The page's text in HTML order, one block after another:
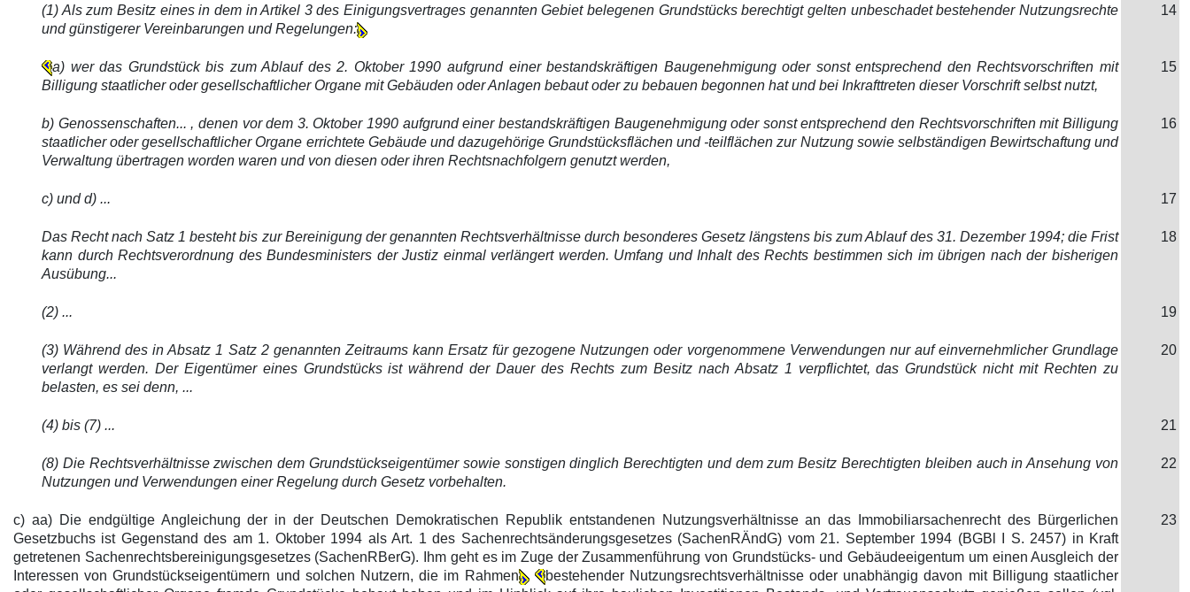
(1) Als zum Besitz eines in dem in Artikel 3 des Einigungsvertrages genannten Gebiet belegenen Grundstücks berechtigt gelten unbeschadet bestehender Nutzungsrechte
und günstigerer Vereinbarungen und Regelungen:
14
a) wer das Grundstück bis zum Ablauf des 2. Oktober 1990 aufgrund einer bestandskräftigen Baugenehmigung oder sonst entsprechend den Rechtsvorschriften mit
Billigung staatlicher oder gesellschaftlicher Organe mit Gebäuden oder Anlagen bebaut oder zu bebauen begonnen hat und bei Inkrafttreten dieser Vorschrift selbst nutzt,
15
b) Genossenschaften... , denen vor dem 3. Oktober 1990 aufgrund einer bestandskräftigen Baugenehmigung oder sonst entsprechend den Rechtsvorschriften mit Billigung
staatlicher oder gesellschaftlicher Organe errichtete Gebäude und dazugehörige Grundstücksflächen und -teilflächen zur Nutzung sowie selbständigen Bewirtschaftung und
Verwaltung übertragen worden waren und von diesen oder ihren Rechtsnachfolgern genutzt werden,
16
c) und d) ... 17
Das Recht nach Satz 1 besteht bis zur Bereinigung der genannten Rechtsverhältnisse durch besonderes Gesetz längstens bis zum Ablauf des 31. Dezember 1994; die Frist
kann durch Rechtsverordnung des Bundesministers der Justiz einmal verlängert werden. Umfang und Inhalt des Rechts bestimmen sich im übrigen nach der bisherigen
Ausübung...
18
(2) ... 19
(3) Während des in Absatz 1 Satz 2 genannten Zeitraums kann Ersatz für gezogene Nutzungen oder vorgenommene Verwendungen nur auf einvernehmlicher Grundlage
verlangt werden. Der Eigentümer eines Grundstücks ist während der Dauer des Rechts zum Besitz nach Absatz 1 verpflichtet, das Grundstück nicht mit Rechten zu
belasten, es sei denn, ...
20
(4) bis (7) ... 21
(8) Die Rechtsverhältnisse zwischen dem Grundstückseigentümer sowie sonstigen dinglich Berechtigten und dem zum Besitz Berechtigten bleiben auch in Ansehung von
Nutzungen und Verwendungen einer Regelung durch Gesetz vorbehalten.
22
c) aa) Die endgültige Angleichung der in der Deutschen Demokratischen Republik entstandenen Nutzungsverhältnisse an das Immobiliarsachenrecht des Bürgerlichen
Gesetzbuchs ist Gegenstand des am 1. Oktober 1994 als Art. 1 des Sachenrechtsänderungsgesetzes (SachenRÄndG) vom 21. September 1994 (BGBl I S. 2457) in Kraft
getretenen Sachenrechtsbereinigungsgesetzes (SachenRBerG). Ihm geht es im Zuge der Zusammenführung von Grundstücks- und Gebäudeeigentum um einen Ausgleich der
Interessen von Grundstückseigentümern und solchen Nutzern, die im Rahmen
bestehender Nutzungsrechtsverhältnisse oder unabhängig davon mit Billigung staatlicher
23